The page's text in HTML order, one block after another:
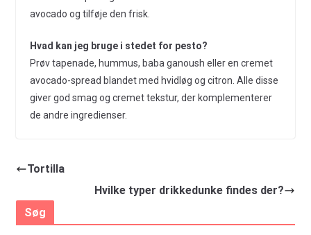
avocado og tilføje den frisk.
Hvad kan jeg bruge i stedet for pesto?
Prøv tapenade, hummus, baba ganoush eller en cremet
avocado-spread blandet med hvidløg og citron. Alle disse
giver god smag og cremet tekstur, der komplementerer
de andre ingredienser.
Tortilla
Hvilke typer drikkedunke findes der?
Søg